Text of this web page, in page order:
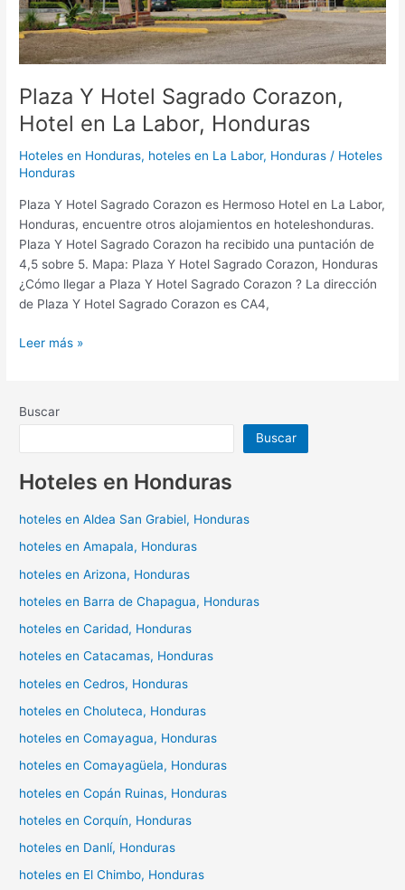
Plaza Y Hotel Sagrado Corazon,
Hotel en La Labor, Honduras
Hoteles en Honduras, hoteles en La Labor, Honduras / Hoteles
Honduras
Plaza Y Hotel Sagrado Corazon es Hermoso Hotel en La Labor,
Honduras, encuentre otros alojamientos en hoteleshonduras.
Plaza Y Hotel Sagrado Corazon ha recibido una puntación de
4,5 sobre 5. Mapa: Plaza Y Hotel Sagrado Corazon, Honduras
¿Cómo llegar a Plaza Y Hotel Sagrado Corazon ? La dirección
de Plaza Y Hotel Sagrado Corazon es CA4,
La
Labor,
Honduras
Leer más »
Buscar
Buscar
Hoteles en Honduras
hoteles en Aldea San Grabiel, Honduras
hoteles en Amapala, Honduras
hoteles en Arizona, Honduras
hoteles en Barra de Chapagua, Honduras
hoteles en Caridad, Honduras
hoteles en Catacamas, Honduras
hoteles en Cedros, Honduras
hoteles en Choluteca, Honduras
hoteles en Comayagua, Honduras
hoteles en Comayagüela, Honduras
hoteles en Copán Ruinas, Honduras
hoteles en Corquín, Honduras
hoteles en Danlí, Honduras
hoteles en El Chimbo, Honduras